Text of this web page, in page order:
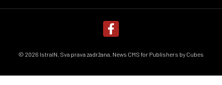
© 2026 IstraIN. Sva prava zadržana. News CMS for Publishers by Cubes